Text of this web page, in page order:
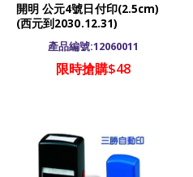
開明 公元4號日付印(2.5cm)
(西元到2030.12.31)
產品編號:12060011
限時搶購$48